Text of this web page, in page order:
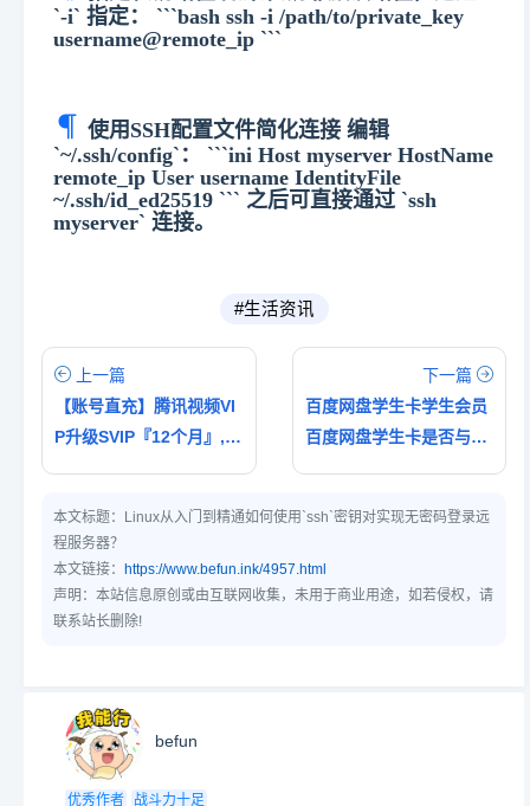
`-i` 指定： ```bash ssh -i /path/to/private_key
username@remote_ip ```
使用SSH配置文件简化连接 编辑
`~/.ssh/config`： ```ini Host myserver HostName
remote_ip User username IdentityFile
~/.ssh/id_ed25519 ``` 之后可直接通过 `ssh
myserver` 连接。
#生活资讯
上一篇
【账号直充】腾讯视频VI
P升级SVIP『12个月』,仅
下一篇
百度网盘学生卡学生会员
百度网盘学生卡是否与其
本文标题： Linux从入门到精通如何使用`ssh`密钥对实现无密码登录远
程服务器？
本文链接： https://www.befun.ink/4957.html
声明：本站信息原创或由互联网收集，未用于商业用途，如若侵权，请
联系站长删除!
befun
优秀作者 战斗力十足